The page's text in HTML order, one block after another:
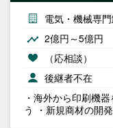
電気・機械専
2億円～5億円
（応相談）
後継者不在
・海外から印刷機
う ・新規商材の開